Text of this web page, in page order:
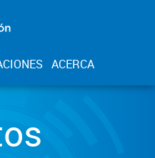
ACERCA